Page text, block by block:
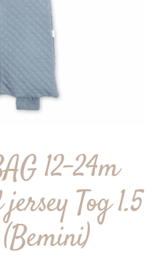
12-24m
Tog 1.5